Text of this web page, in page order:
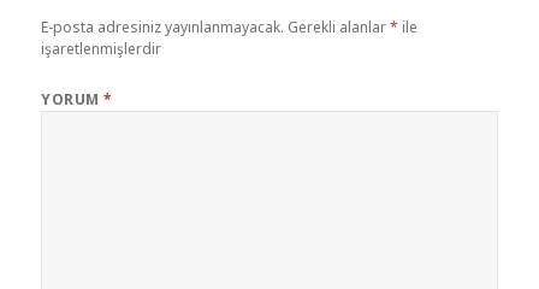
E-posta adresiniz yayınlanmayacak. Gerekli alanlar* ile
işaretlenmişlerdir
YORUM*